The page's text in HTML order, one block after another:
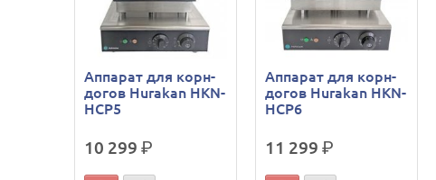
Аппарат для корн-
догов Hurakan HKN-
HCP5
10 299р.
Аппарат для корн-
догов Hurakan HKN-
HCP6
11 299р.